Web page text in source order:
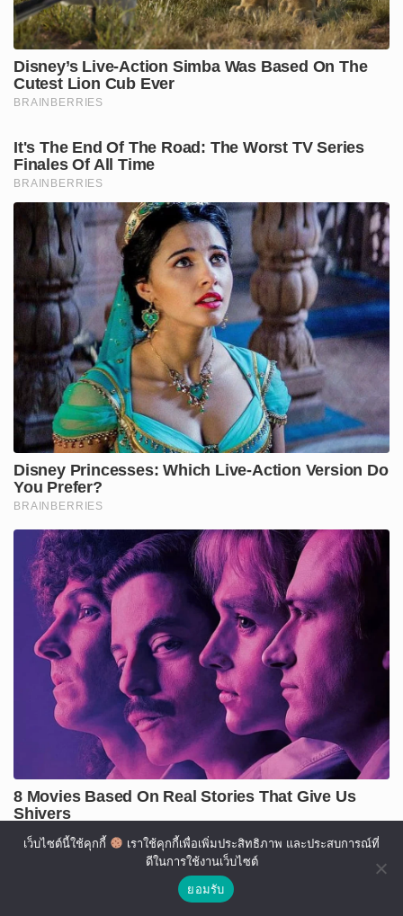
เว็บไซต์นี้ใช้คุกกี้
เราใช้คุกกี้เพื่อเพิ่มประสิทธิภาพ และประสบการณ์ที่
ดีในการใช้งานเว็บไซต์
ยอมรับ